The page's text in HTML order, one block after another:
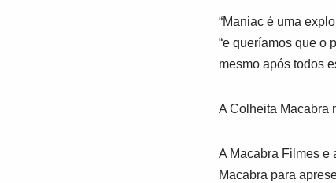
“Maniacé uma
“e queríamos que o
mesmo após todos
A Colheita Macabra
A Macabra Filmes e
Macabra para